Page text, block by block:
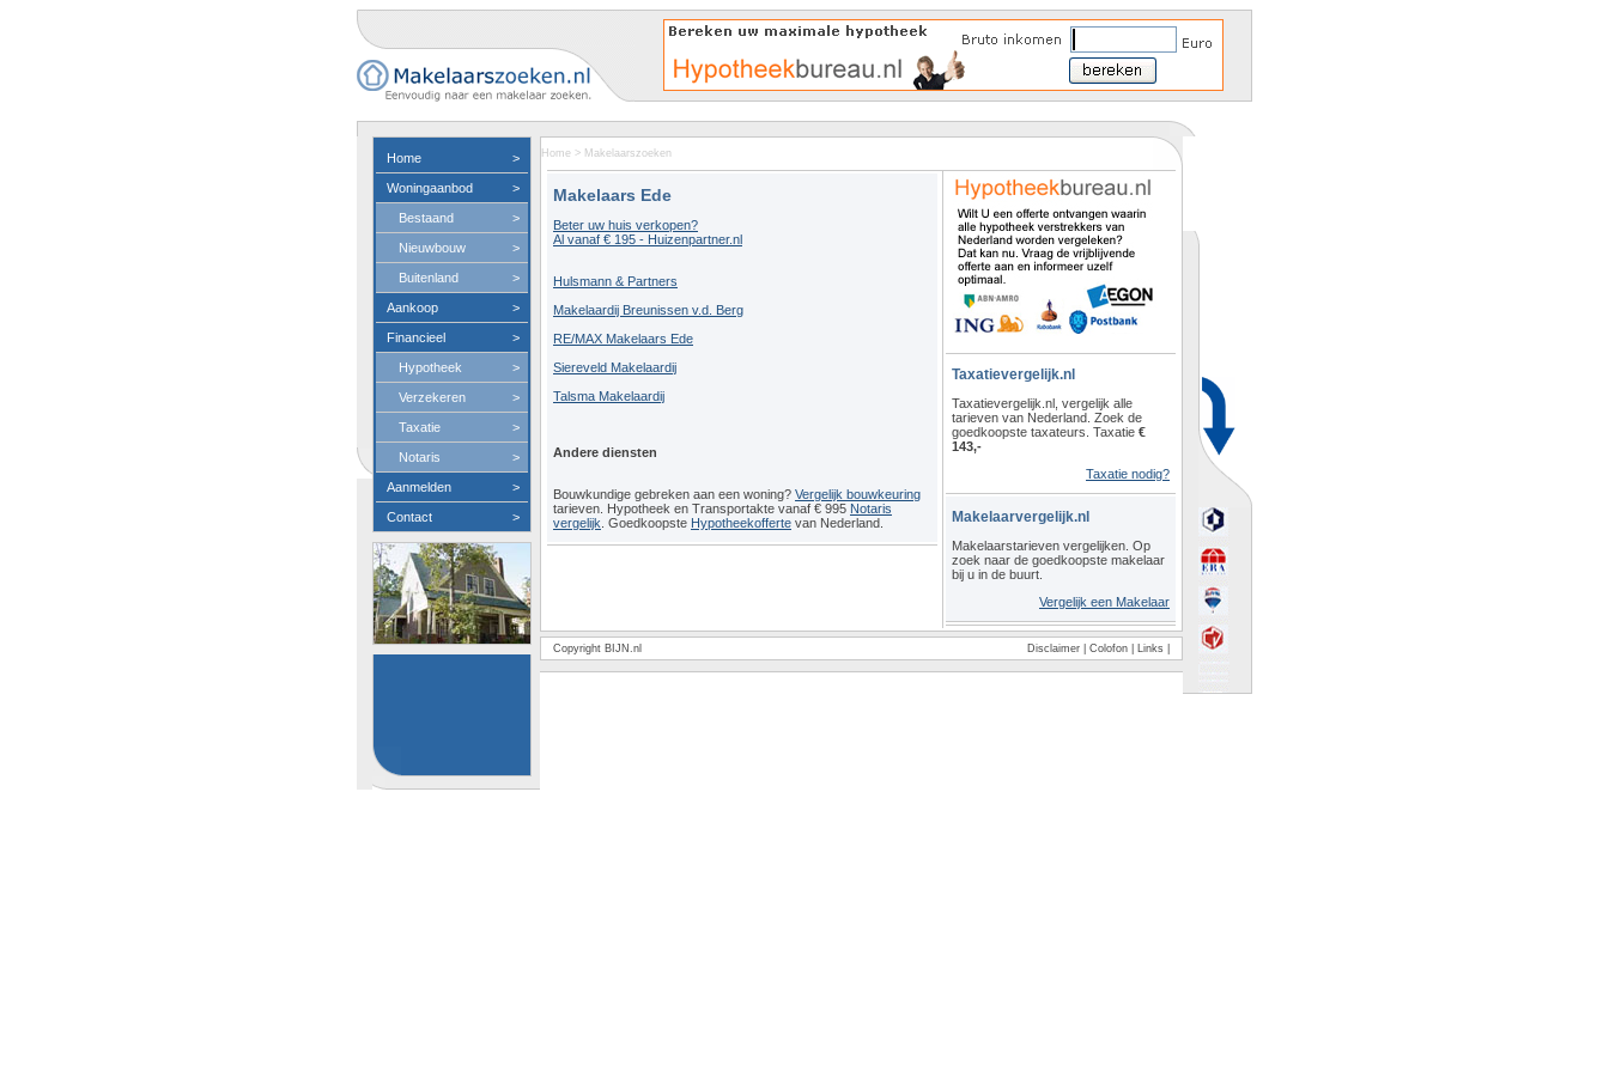
Home >
Woningaanbod >
Bestaand >
Nieuwbouw >
Buitenland >
Aankoop >
Financieel >
Hypotheek >
Verzekeren >
Taxatie >
Notaris >
Aanmelden >
Contact >
Home > Makelaarszoeken
Makelaars Ede
Beter uw huis verkopen?
Al vanaf € 195 - Huizenpartner.nl
Hulsmann & Partners
Makelaardij Breunissen v.d. Berg
RE/MAX Makelaars Ede
Siereveld Makelaardij
Talsma Makelaardij
Andere diensten
Bouwkundige gebreken aan een woning? Vergelijk bouwkeuring
tarieven. Hypotheek en Transportakte vanaf € 995 Notaris
vergelijk . Goedkoopste Hypotheekofferte van Nederland.
Taxatievergelijk.nl
Taxatievergelijk.nl, vergelijk alle
tarieven van Nederland. Zoek de
goedkoopste taxateurs. Taxatie €
143,-
Taxatie nodig?
Makelaarvergelijk.nl
Makelaarstarieven vergelijken. Op
zoek naar de goedkoopste makelaar
bij u in de buurt.
Vergelijk een Makelaar
Copyright BIJN.nl Disclaimer Colofon Links